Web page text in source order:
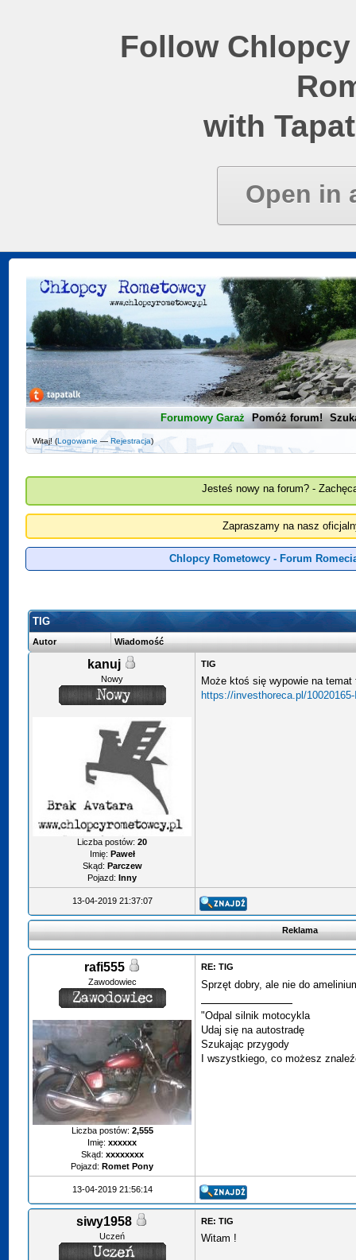
Follow
with
Open in
Forumowy Garaż Pomóż forum!
Witaj! (Logowanie —Rejestracja)
Jesteś nowy na forum? -
Zapraszamy na nasz
Chlopcy Rometowcy - Forum
TIG
Autor Wiadomość
kanuj
Nowy
Liczba postów:20
Imię: Paweł
Skąd: Parczew
Pojazd: Inny
TIG
Może ktoś się wypowie na temat
https://investhoreca.pl/
13-04-2019 21:37:07
Reklama
rafi555
Zawodowiec
Liczba postów: 2,555
Imię: xxxxxx
Skąd: xxxxxxxx
Pojazd: Romet Pony
RE: TIG
Sprzęt dobry, ale nie do
"Odpal silnik motocykla
Udaj się na autostradę
Szukając przygody
I wszystkiego, co możesz
13-04-2019 21:56:14
siwy1958
Uczeń
RE: TIG
Witam !